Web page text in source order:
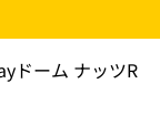
ドーム ナッツR